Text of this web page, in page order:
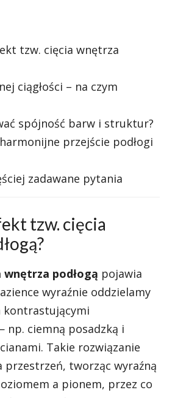
tzw. cięcia wnętrza
ciągłości – na czym
spójność barw i struktur?
przejście podłogi
zadawane pytania
tzw. cięcia
podłogą pojawia
wyraźnie oddzielamy
kontrastującymi
np. ciemną posadzką i
Takie rozwiązanie
przestrzeń, tworząc wyraźną
a pionem, przez co